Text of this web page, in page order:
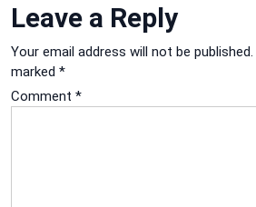
Leave a Reply
Your email address will not be published.
marked *
Comment *